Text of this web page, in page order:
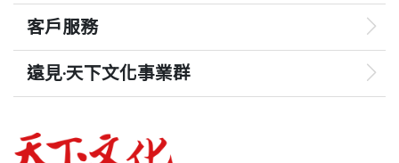
本書中的每篇散文，我們能看到一位醫者的仁心，讓人不僅僅是閱
讀，更是在體驗和思索對生命應有的尊重與敬畏。
在醫療上發揮他最大的實力，診間幽默機智的對話，更為病人帶來
勇氣，實為病人的莫大福氣，是能引人共鳴深思的散文作品。
臺北榮民總醫院副院長
國防醫學院院長
三軍總醫院院長
臺灣醫學中心協會理事長
臺灣內科醫學會常務理事、監事召集人
客戶服務
遠見‧天下文化事業群
哈佛商業評論